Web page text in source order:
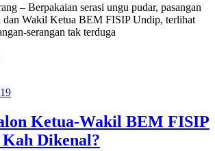
– Berpakaian serasi ungu pudar, pasangan
dan Wakil Ketua BEM FISIP Undip, terlihat
serangan tak terduga
Ketua-Wakil BEM FISIP
Kah Dikenal?